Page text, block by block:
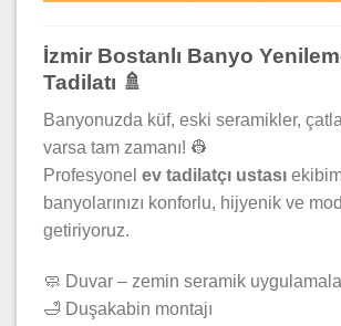
İzmir Bostanlı Banyo
Tadilatı 🚿
Banyonuzda küf, eski seramikler,
varsa tam zamanı! 👷
Profesyonel ev tadilatçı ustası
banyolarınızı konforlu, hijyenik ve
getiriyoruz.
🧼 Duvar – zemin seramik
🛁 Duşakabin montajı